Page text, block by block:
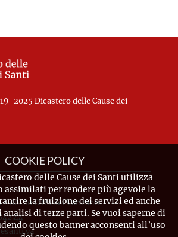
2025 Dicastero delle Cause dei
- 00120 Città del Vaticano
COOKIE POLICY
delle Cause dei Santi utilizza
assimilati per rendere più agevole la
la fruizione dei servizi ed anche
analisi di terze parti. Se vuoi saperne di
questo banner acconsenti all’uso